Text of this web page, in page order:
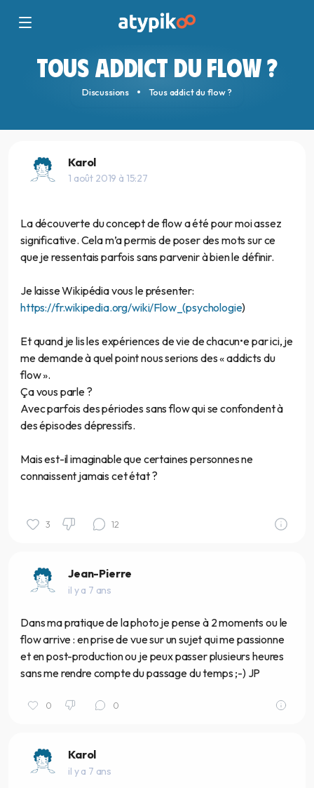
TOUS ADDICT DU FLOW ?
Discussions Tous addict du flow ?
Karol
1 août 2019 à 15:27
La découverte du concept de flow a été pour moi assez
significative. Cela m’a permis de poser des mots sur ce
que je ressentais parfois sans parvenir à bien le définir.
Je laisse Wikipédia vous le présenter:
https://fr.wikipedia.org/wiki/Flow_(psychologie)
Et quand je lis les expériences de vie de chacun•e par ici, je
me demande à quel point nous serions des « addicts du
flow ».
Ça vous parle ?
Avec parfois des périodes sans flow qui se confondent à
des épisodes dépressifs.
Mais est-il imaginable que certaines personnes ne
connaissent jamais cet état ?
3 12
Jean-Pierre
il y a 7 ans
Dans ma pratique de la photo je pense à 2 moments ou le
flow arrive : en prise de vue sur un sujet qui me passionne
et en post-production ou je peux passer plusieurs heures
sans me rendre compte du passage du temps ;-) JP
0 0
Karol
il y a 7 ans